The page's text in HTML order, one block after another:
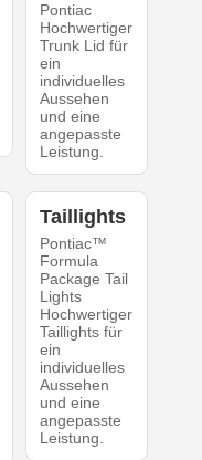
Pontiac
Hochwertiger
Trunk Lid für
ein
individuelles
Aussehen
und eine
angepasste
Leistung.
Taillights
Pontiac™
Formula
Package Tail
Lights
Hochwertiger
Taillights für
ein
individuelles
Aussehen
und eine
angepasste
Leistung.